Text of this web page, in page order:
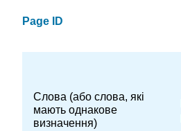
Page ID
Слова (або слова, які
мають однакове
визначення)